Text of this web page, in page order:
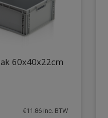
60x40x22cm
€11.86inc. BTW